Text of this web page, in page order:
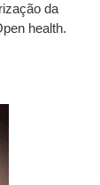
da
health.